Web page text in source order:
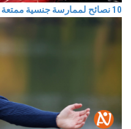
10 نصائح لممارسة جنسية ممتعة